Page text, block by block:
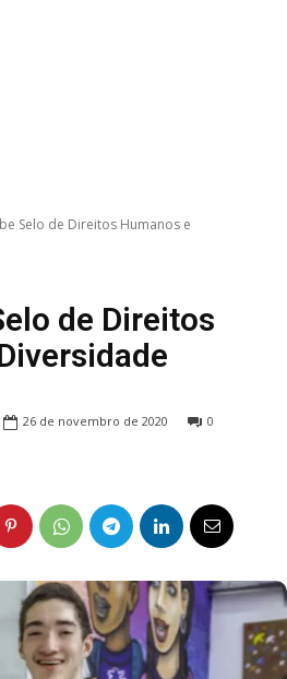
Selo de Direitos Humanos e
de Direitos
26 de novembro de 2020 0